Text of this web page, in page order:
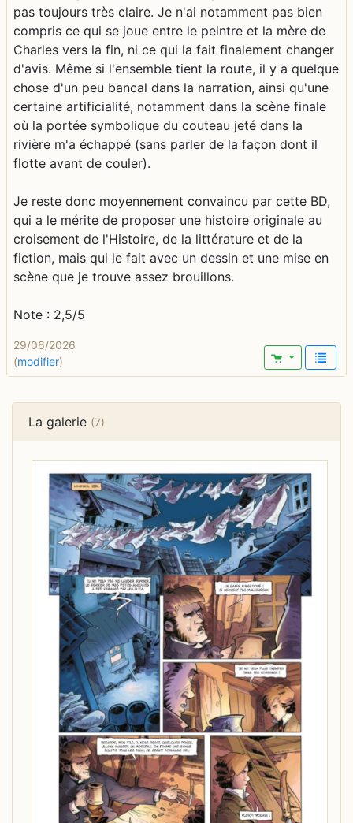
pas toujours très claire. Je n'ai notamment pas bien
compris ce qui se joue entre le peintre et la mère de
Charles vers la fin, ni ce qui la fait finalement changer
d'avis. Même si l'ensemble tient la route, il y a quelque
chose d'un peu bancal dans la narration, ainsi qu'une
certaine artificialité, notamment dans la scène finale
où la portée symbolique du couteau jeté dans la
rivière m'a échappé (sans parler de la façon dont il
flotte avant de couler).
Je reste donc moyennement convaincu par cette BD,
qui a le mérite de proposer une histoire originale au
croisement de l'Histoire, de la littérature et de la
fiction, mais qui le fait avec un dessin et une mise en
scène que je trouve assez brouillons.
Note : 2,5/5
29/06/2026
(modifier)
La galerie (7)